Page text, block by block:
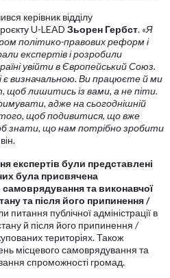
керівник відділу
U-LEAD Зьорен Гербст. «Я
політико-правових реформ і
експертів і розробили
увійти в Європейський Союз.
є визначальною. Ви працюєте й ми
лишитись із вами, а не піти.
адже на сьогоднішній
щоб подивитися, що вже
знати, що нам потрібно зробити
експертів були представлені
була присвячена
та виконавчої
та після його припинення /
питання публічної адміністрації в
й після його припинення /
територіях. Також
місцевого самоврядування та
спроможності громад.